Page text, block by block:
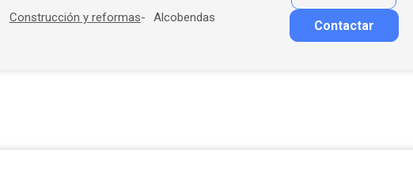
Construcción y reformas Alcobendas
Contactar
Contactar por correo